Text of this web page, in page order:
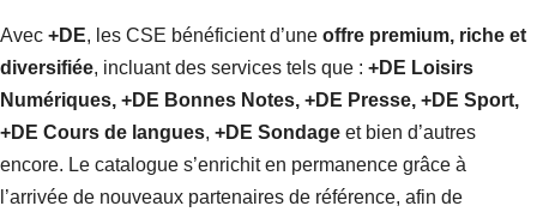
Avec +DE, les CSE bénéficient d’une offre premium, riche et
diversifiée, incluant des services tels que : +DE Loisirs
Numériques, +DE Bonnes Notes, +DE Presse, +DE Sport,
+DE Cours de langues, +DE Sondage et bien d’autres
encore. Le catalogue s’enrichit en permanence grâce à
l’arrivée de nouveaux partenaires de référence, afin de